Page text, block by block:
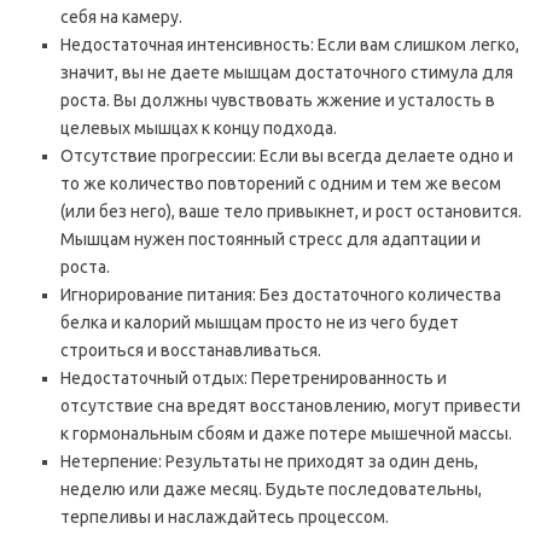
себя на камеру.
Недостаточная интенсивность: Если вам слишком легко,
значит, вы не даете мышцам достаточного стимула для
роста. Вы должны чувствовать жжение и усталость в
целевых мышцах к концу подхода.
Отсутствие прогрессии: Если вы всегда делаете одно и
то же количество повторений с одним и тем же весом
(или без него), ваше тело привыкнет, и рост остановится.
Мышцам нужен постоянный стресс для адаптации и
роста.
Игнорирование питания: Без достаточного количества
белка и калорий мышцам просто не из чего будет
строиться и восстанавливаться.
Недостаточный отдых: Перетренированность и
отсутствие сна вредят восстановлению, могут привести
к гормональным сбоям и даже потере мышечной массы.
Нетерпение: Результаты не приходят за один день,
неделю или даже месяц. Будьте последовательны,
терпеливы и наслаждайтесь процессом.